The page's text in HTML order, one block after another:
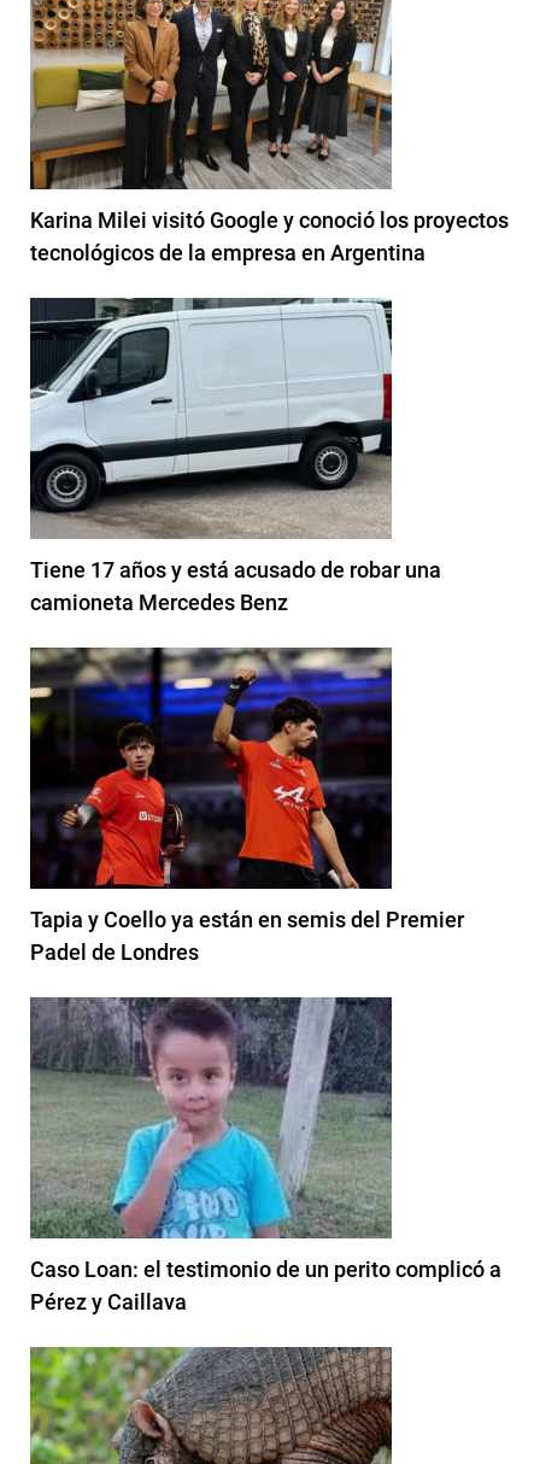
Karina Milei visitó Google y conoció los proyectos
tecnológicos de la empresa en Argentina
Tiene 17 años y está acusado de robar una
camioneta Mercedes Benz
Tapia y Coello ya están en semis del Premier
Padel de Londres
Caso Loan: el testimonio de un perito complicó a
Pérez y Caillava